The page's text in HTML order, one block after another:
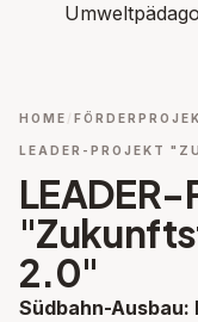
HOME
LEADER-PROJEKT
2.0"
Südbahn-Ausbau: